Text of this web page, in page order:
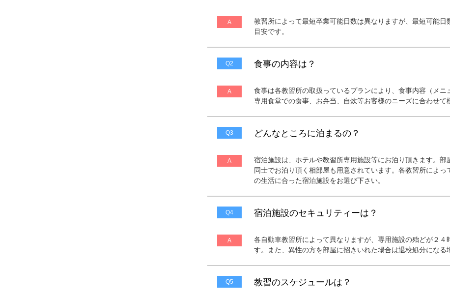
A
教習所によって最短卒業可能日数は異なりますが、最短可能
目安です。
Q2 食事の内容は？
A
食事は各教習所の取扱っているプランにより、食事内容（メ
専用食堂での食事、お弁当、自炊等お客様のニーズに合わせて
Q3 どんなところに泊まるの？
A
宿泊施設は、ホテルや教習所専用施設等にお泊り頂きます。
同士でお泊り頂く相部屋も用意されています。各教習所によ
の生活に合った宿泊施設をお選び下さい。
Q4 宿泊施設のセキュリティーは？
A
各自動車教習所によって異なりますが、専用施設の殆どが２
す。また、異性の方を部屋に招きいれた場合は退校処分になる
Q5 教習のスケジュールは？